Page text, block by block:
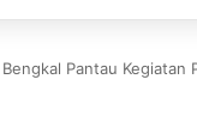
Pantau